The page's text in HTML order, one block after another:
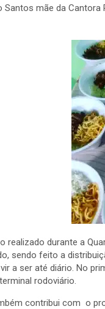
Santos mãe da
realizado durante a
sendo feito a
a ser até diário. No
rodoviário.
contribui com o